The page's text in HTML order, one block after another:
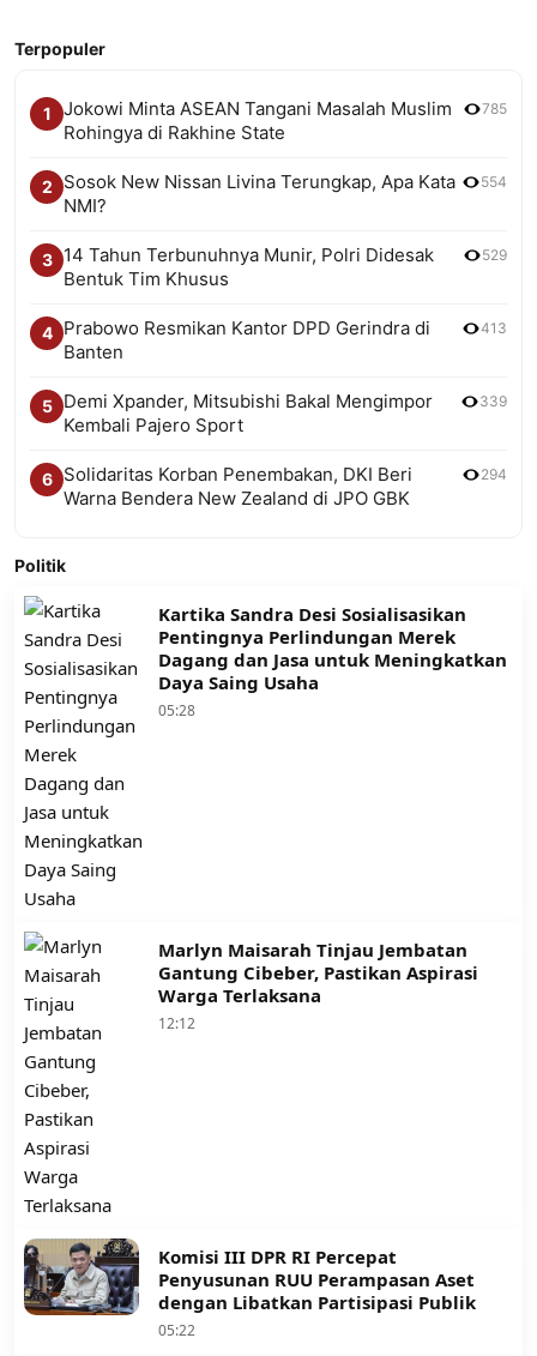
Terpopuler
1
Jokowi Minta ASEAN Tangani Masalah Muslim
Rohingya di Rakhine State
785
2
Sosok New Nissan Livina Terungkap, Apa Kata
NMI?
554
3
14 Tahun Terbunuhnya Munir, Polri Didesak
Bentuk Tim Khusus
529
4
Prabowo Resmikan Kantor DPD Gerindra di
Banten
413
5
Demi Xpander, Mitsubishi Bakal Mengimpor
Kembali Pajero Sport
339
6
Solidaritas Korban Penembakan, DKI Beri
Warna Bendera New Zealand di JPO GBK
294
Politik
Kartika Sandra Desi Sosialisasikan
Pentingnya Perlindungan Merek
Dagang dan Jasa untuk Meningkatkan
Daya Saing Usaha
05:28
Marlyn Maisarah Tinjau Jembatan
Gantung Cibeber, Pastikan Aspirasi
Warga Terlaksana
12:12
Komisi III DPR RI Percepat
Penyusunan RUU Perampasan Aset
dengan Libatkan Partisipasi Publik
05:22